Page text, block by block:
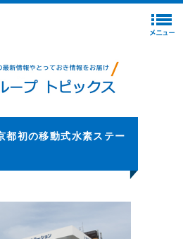
都初の移動式水素ステー